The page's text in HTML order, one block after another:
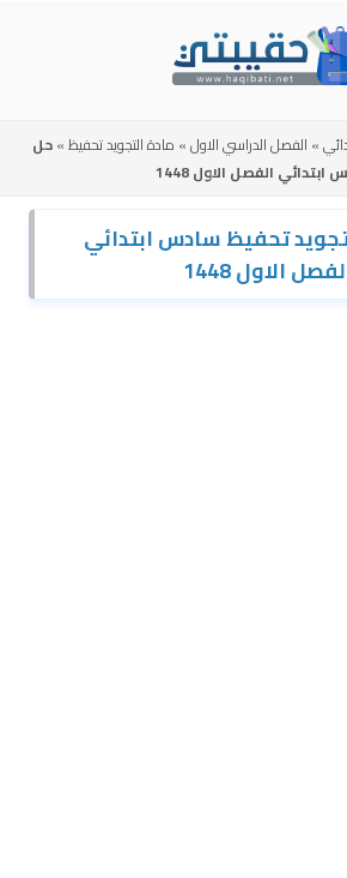
» الفصل الدراسي الاول» مادة التجويد تحفيظ»حل
الفصل الاول 1448
تحفيظ سادس ابتدائي
الاول 1448